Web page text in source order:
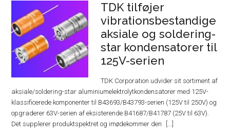
TDK tilføjer
vibrationsbestandige
aksiale og soldering-
star kondensatorer til
125V-serien
TDK Corporation udvider sit sortiment af
aksiale/soldering-star aluminiumelektrolytkondensatorer med 125V-
klassificerede komponenter til B43693/B43793-serien (125V til 250V) og
opgraderer 63V-serien af ​​eksisterende B41687/B41787 (25V til 63V).
Det supplerer produktspektret og imødekommer den